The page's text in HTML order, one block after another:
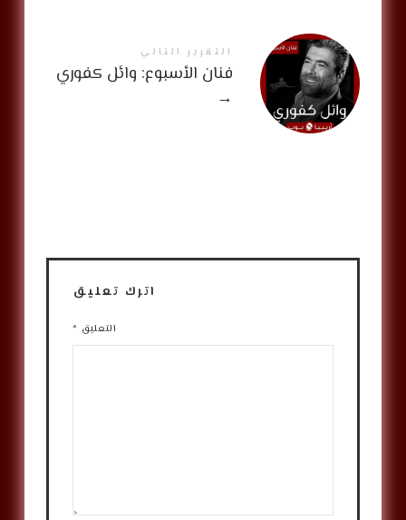
التقرير التالي
فنان الأسبوع: وائل كفوري
→
اترك تعليق
التعليق *